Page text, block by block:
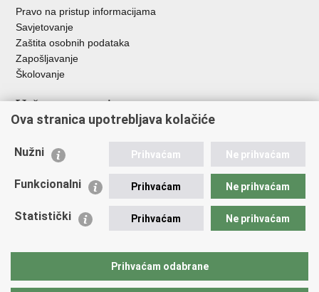
Pravo na pristup informacijama
Savjetovanje
Zaštita osobnih podataka
Zapošljavanje
Školovanje
Važne poveznice
Ministarstvo unutarnjih poslova
Udruge
Policijska akademija
Zaklada policijske solidarnosti
Vučetić"
Ova stranica upotrebljava kolačiće
Nužni Prihvaćam Ne prihvaćam
Funkcionalni Prihvaćam Ne prihvaćam
Statistički Prihvaćam Ne prihvaćam
Prihvaćam odabrane